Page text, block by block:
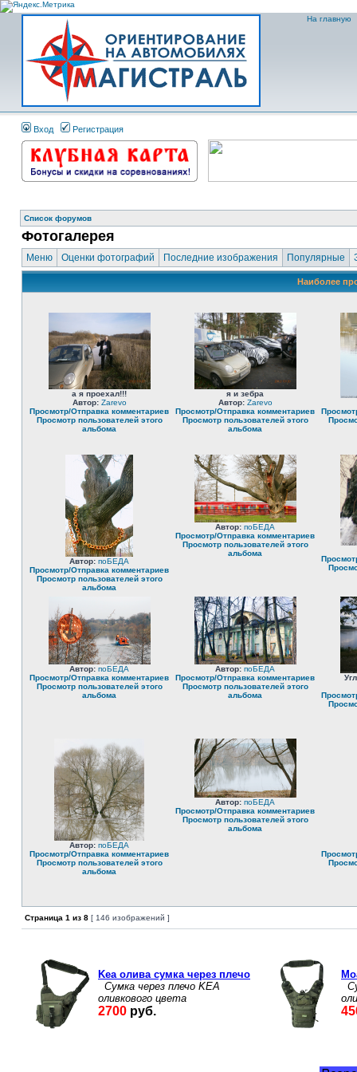
На главную
Вход Регистрация
Список форумов
Фотогалерея
Меню Оценки фотографий Последние изображения Популярные
Наиболее
а я проехал!!!
Автор: Zarevo
Просмотр/Отправка комментариев
Просмотр пользователей этого
альбома
я и зебра
Автор: Zarevo
Просмотр/Отправка комментариев
Просмотр пользователей этого
альбома
Автор: поБЕДА
Просмотр/Отправка комментариев
Просмотр пользователей этого
альбома
Автор: поБЕДА
Просмотр/Отправка комментариев
Просмотр пользователей этого
альбома
Автор: поБЕДА
Просмотр/Отправка комментариев
Просмотр пользователей этого
альбома
Автор: поБЕДА
Просмотр/Отправка комментариев
Просмотр пользователей этого
альбома
Автор: поБЕДА
Просмотр/Отправка комментариев
Просмотр пользователей этого
альбома
Автор: поБЕДА
Просмотр/Отправка комментариев
Просмотр пользователей этого
альбома
Страница 1 из 8 [ 146 изображений ]